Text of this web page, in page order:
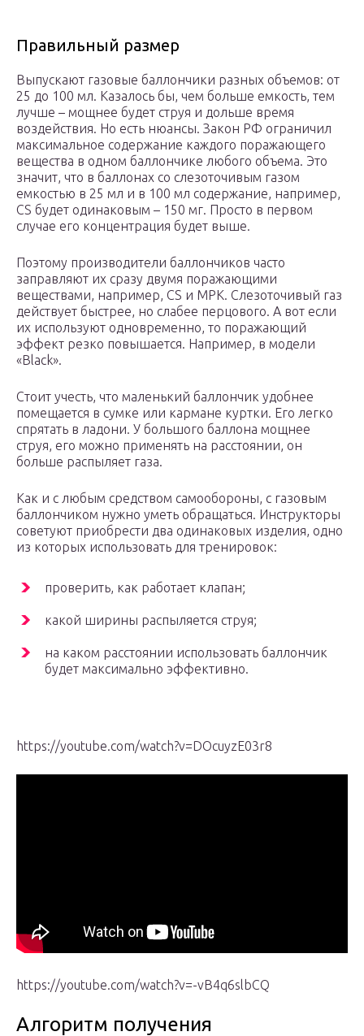
Правильный размер
Выпускают газовые баллончики разных объемов: от
25 до 100 мл. Казалось бы, чем больше емкость, тем
лучше – мощнее будет струя и дольше время
воздействия. Но есть нюансы. Закон РФ ограничил
максимальное содержание каждого поражающего
вещества в одном баллончике любого объема. Это
значит, что в баллонах со слезоточивым газом
емкостью в 25 мл и в 100 мл содержание, например,
CS будет одинаковым – 150 мг. Просто в первом
случае его концентрация будет выше.
Поэтому производители баллончиков часто
заправляют их сразу двумя поражающими
веществами, например, СS и MPK. Слезоточивый газ
действует быстрее, но слабее перцового. А вот если
их используют одновременно, то поражающий
эффект резко повышается. Например, в модели
«Black».
Стоит учесть, что маленький баллончик удобнее
помещается в сумке или кармане куртки. Его легко
спрятать в ладони. У большого баллона мощнее
струя, его можно применять на расстоянии, он
больше распыляет газа.
Как и с любым средством самообороны, с газовым
баллончиком нужно уметь обращаться. Инструкторы
советуют приобрести два одинаковых изделия, одно
из которых использовать для тренировок:
проверить, как работает клапан;
какой ширины распыляется струя;
на каком расстоянии использовать баллончик
будет максимально эффективно.
https://youtube.com/watch?v=DOcuyzE03r8
https://youtube.com/watch?v=-vB4q6slbCQ
Алгоритм получения